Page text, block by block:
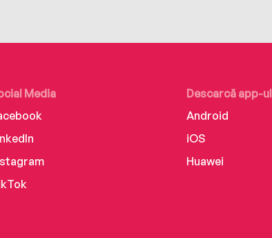
Media
Descarcă app-ul
Android
iOS
Huawei